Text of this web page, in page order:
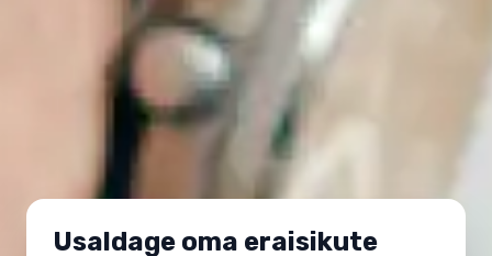
Usaldage oma eraisikute